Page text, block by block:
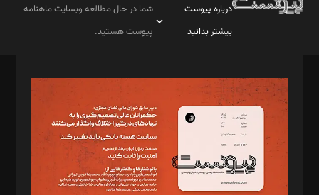
درباره پیوست
بیشتر بدانید
شما در حال مطالعه وبسایت ماهنامه
پیوست هستید.
مدیر مسئول: محمدباقر اثنی‌عشری
سردبیر: مهرک محمودی
دبیر تحریریه: میثم قاسمی
د‌بیر ناداستان: سمانه سمیع
د‌بیر خدمت و تجارت: ابوالفضل رجبی
د‌بیر حقوق فناوری: حسام‌الدین ایپکچی